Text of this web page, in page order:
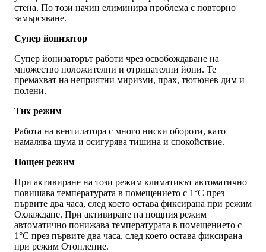
стена. По този начин елиминира проблема с повторно
замърсяване.
Супер йонизатор
Супер йонизаторът работи чрез освобождаване на
множество положителни и отрицателни йони. Те
премахват на неприятни миризми, прах, тютюнев дим и
полени.
Тих режим
Работа на вентилатора с много ниски обороти, като
намалява шума и осигурява тишина и спокойствие.
Нощен режим
При активиране на този режим климатикът автоматично
повишава температурата в помещението с 1°C през
първите два часа, след което остава фиксирана при режим
Охлаждане. При активиране на нощния режим
автоматично понижава температурата в помещението с
1°C през първите два часа, след което остава фиксирана
при режим Отопление.